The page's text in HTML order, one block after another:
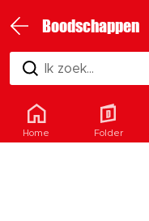
Boodschappen
Ik zoek...
Home Folder